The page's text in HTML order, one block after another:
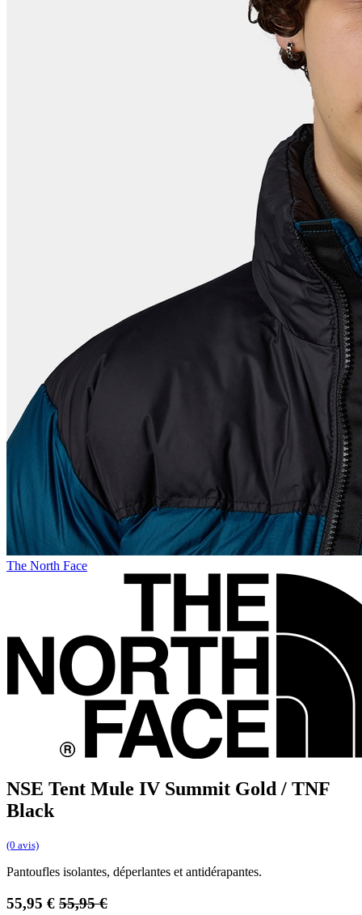
The North Face
NSE Tent Mule IV Summit Gold / TNF
Black
(0 avis)
Pantoufles isolantes, déperlantes et antidérapantes.
55,95 € 55,95€